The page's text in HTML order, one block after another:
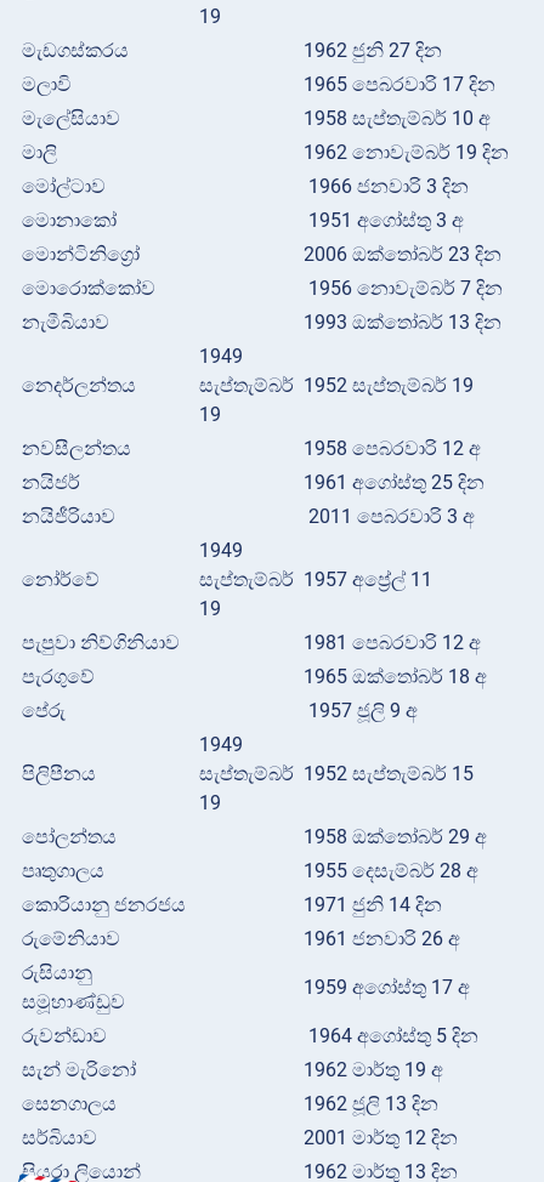
19
මැඩගස්කරය
1962 ජුනි 27 දින
මලාවි
1965 පෙබරවාරි 17 දින
මැලේසියාව
1958 සැප්තැම්බර් 10 අ
මාලි
1962 නොවැම්බර් 19 දින
මෝල්ටාව
1966 ජනවාරි 3 දින
මොනාකෝ
1951 අගෝස්තු 3 අ
මොන්ටිනිග්‍රෝ
2006 ඔක්තෝබර් 23 දින
මොරොක්කෝව
1956 නොවැම්බර් 7 දින
නැමීබියාව
1993 ඔක්තෝබර් 13 දින
නෙදර්ලන්තය
1949
සැප්තැම්බර්
19
1952 සැප්තැම්බර් 19
නවසීලන්තය
1958 පෙබරවාරි 12 අ
නයිජර්
1961 අගෝස්තු 25 දින
නයිජීරියාව
2011 පෙබරවාරි 3 අ
නෝර්වේ
1949
සැප්තැම්බර්
19
1957 අප්‍රේල් 11
පැපුවා නිව්ගිනියාව
1981 පෙබරවාරි 12 අ
පැරගුවේ
1965 ඔක්තෝබර් 18 අ
පේරු
1957 ජූලි 9 අ
පිලිපීනය
1949
සැප්තැම්බර්
19
1952 සැප්තැම්බර් 15
පෝලන්තය
1958 ඔක්තෝබර් 29 අ
පෘතුගාලය
1955 දෙසැම්බර් 28 අ
කොරියානු ජනරජය
1971 ජුනි 14 දින
රුමේනියාව
1961 ජනවාරි 26 අ
රුසියානු
සමූහාණ්ඩුව
1959 අගෝස්තු 17 අ
රුවන්ඩාව
1964 අගෝස්තු 5 දින
සැන් මැරිනෝ
1962 මාර්තු 19 අ
සෙනගාලය
1962 ජූලි 13 දින
සර්බියාව
2001 මාර්තු 12 දින
සියරා ලියොන්
1962 මාර්තු 13 දින